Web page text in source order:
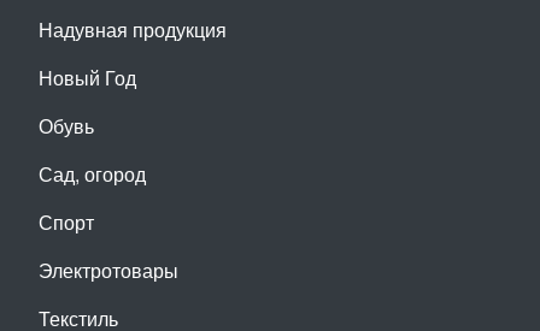
Надувная продукция
Новый Год
Обувь
Сад, огород
Спорт
Электротовары
Текстиль